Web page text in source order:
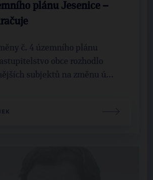
plánu Jesenice –
č. 4 územního plánu
obce rozhodlo
subjektů na změnu ú...